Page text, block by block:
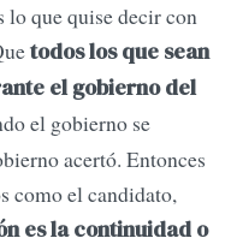
lo que quise decir con
todos los que sean
el gobierno del
el gobierno se
acertó. Entonces
como el candidato,
es la continuidad o